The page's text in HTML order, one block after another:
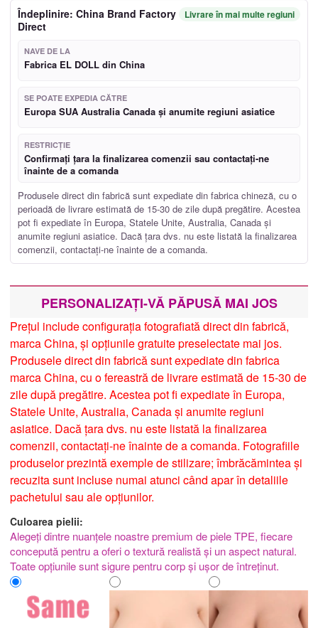
Îndeplinire: China Brand Factory
Direct
Livrare în mai multe regiuni
NAVE DE LA
Fabrica EL DOLL din China
SE POATE EXPEDIA CĂTRE
Europa SUA Australia Canada și anumite regiuni asiatice
RESTRICŢIE
Confirmați țara la finalizarea comenzii sau contactați-ne
înainte de a comanda
Produsele direct din fabrică sunt expediate din fabrica chineză, cu o
perioadă de livrare estimată de 15-30 de zile după pregătire. Acestea
pot fi expediate în Europa, Statele Unite, Australia, Canada și
anumite regiuni asiatice. Dacă țara dvs. nu este listată la finalizarea
comenzii, contactați-ne înainte de a comanda.
PERSONALIZAȚI-VĂ PĂPUSĂ MAI JOS
Prețul include configurația fotografiată direct din fabrică,
marca China, și opțiunile gratuite preselectate mai jos.
Produsele direct din fabrică sunt expediate din fabrica
marca China, cu o fereastră de livrare estimată de 15-30 de
zile după pregătire. Acestea pot fi expediate în Europa,
Statele Unite, Australia, Canada și anumite regiuni
asiatice. Dacă țara dvs. nu este listată la finalizarea
comenzii, contactați-ne înainte de a comanda. Fotografiile
produselor prezintă exemple de stilizare; îmbrăcămintea și
recuzita sunt incluse numai atunci când apar în detaliile
pachetului sau ale opțiunilor.
Culoarea pielii:
Alegeți dintre nuanțele noastre premium de piele TPE, fiecare
concepută pentru a oferi o textură realistă și un aspect natural.
Toate opțiunile sunt sigure pentru corp și ușor de întreținut.